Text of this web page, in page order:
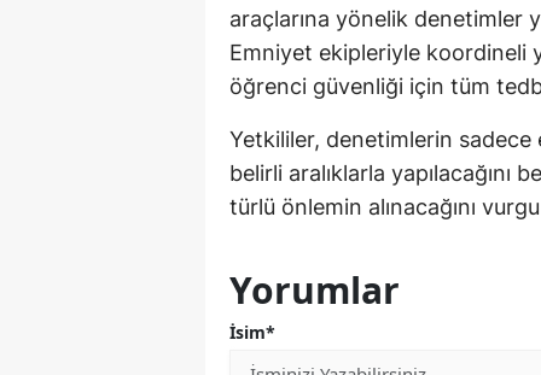
araçlarına yönelik denetimler
Emniyet ekipleriyle koordineli
öğrenci güvenliği için tüm
Yetkililer, denetimlerin sadece
belirli aralıklarla
türlü önlemin alınacağını
Yorumlar
İsim*